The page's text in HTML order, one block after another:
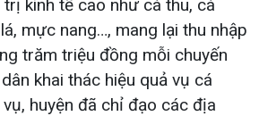
trị kinh tế cao như cá thu, cá
mực nang…, mang lại thu nhập
trăm triệu đồng mỗi chuyến
khai thác hiệu quả vụ cá
huyện đã chỉ đạo các địa